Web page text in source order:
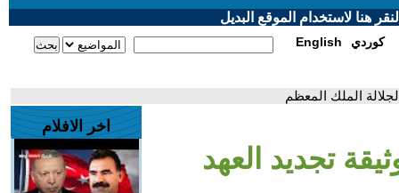
هنا لاستخدام الموقع البديل
English كوردي
الملك المعظم
تجديد العهد
اخر الافلام